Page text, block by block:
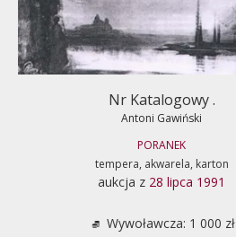
Nr Katalogowy .
Antoni Gawiński
PORANEK
tempera, akwarela, karton
aukcja z 28 lipca 1991
Wywoławcza: 1 000 zł